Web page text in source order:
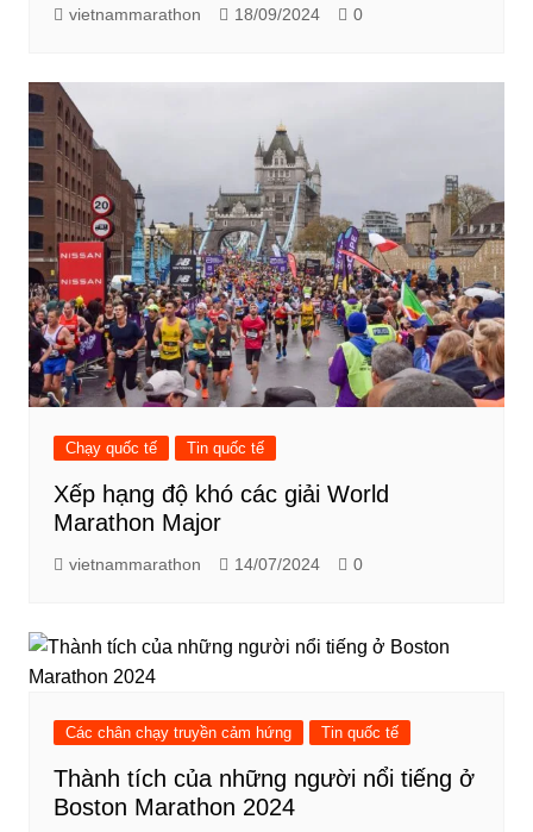
vietnammarathon 18/09/2024 0
Chạy quốc tế Tin quốc tế
Xếp hạng độ khó các giải World
Marathon Major
vietnammarathon 14/07/2024 0
Các chân chạy truyền cảm hứng Tin quốc tế
Thành tích của những người nổi tiếng ở
Boston Marathon 2024